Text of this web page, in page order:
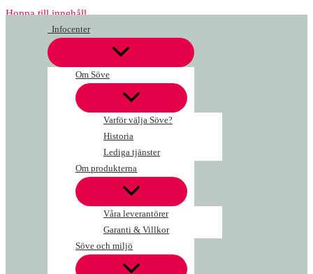
Hoppa till innehåll
Infocenter
Om Söve
Varför välja Söve?
Historia
Lediga tjänster
Om produkterna
Våra leverantörer
Garanti & Villkor
Söve och miljö